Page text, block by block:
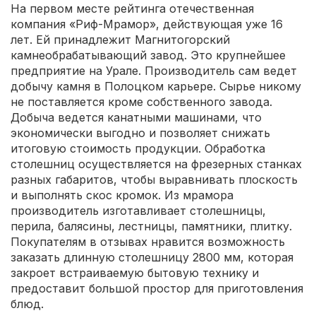
На первом месте рейтинга отечественная
компания «Риф-Мрамор», действующая уже 16
лет. Ей принадлежит Магнитогорский
камнеобрабатывающий завод. Это крупнейшее
предприятие на Урале. Производитель сам ведет
добычу камня в Полоцком карьере. Сырье никому
не поставляется кроме собственного завода.
Добыча ведется канатными машинами, что
экономически выгодно и позволяет снижать
итоговую стоимость продукции. Обработка
столешниц осуществляется на фрезерных станках
разных габаритов, чтобы выравнивать плоскость
и выполнять скос кромок. Из мрамора
производитель изготавливает столешницы,
перила, балясины, лестницы, памятники, плитку.
Покупателям в отзывах нравится возможность
заказать длинную столешницу 2800 мм, которая
закроет встраиваемую бытовую технику и
предоставит большой простор для приготовления
блюд.